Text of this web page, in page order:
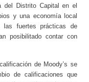
del Distrito Capital en el
y una economía local
las fuertes prácticas de
posibilitado contar con
de Moody’s se
de calificaciones que